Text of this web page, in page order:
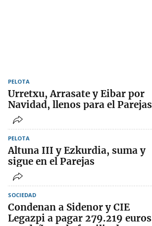
PELOTA
Urretxu, Arrasate y Eibar por
Navidad, llenos para el Parejas
PELOTA
Altuna III y Ezkurdia, suma y
sigue en el Parejas
SOCIEDAD
Condenan a Sidenor y CIE
Legazpi a pagar 279.219 euros